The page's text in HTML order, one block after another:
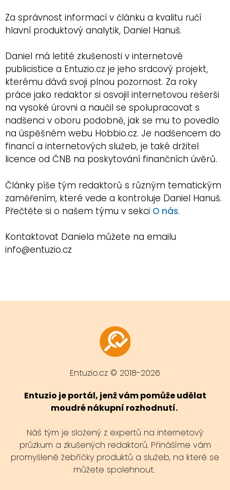
Za správnost informací v článku a kvalitu ručí
hlavní produktový analytik, Daniel Hanuš.
Daniel má letité zkušenosti v internetové
publicistice a Entuzio.cz je jeho srdcový projekt,
kterému dává svoji plnou pozornost. Za roky
práce jako redaktor si osvojil internetovou rešerši
na vysoké úrovni a naučil se spolupracovat s
nadšenci v oboru podobně, jak se mu to povedlo
na úspěšném webu Hobbio.cz. Je nadšencem do
financí a internetových služeb, je také držitel
licence od ČNB na poskytování finančních úvěrů.
Články píše tým redaktorů s různým tematickým
zaměřením, které vede a kontroluje Daniel Hanuš.
Přečtěte si o našem týmu v sekci O nás.
Kontaktovat Daniela můžete na emailu
info@entuzio.cz
Entuzio.cz © 2018-2026
Entuzio je portál, jenž vám pomůže udělat
moudré nákupní rozhodnutí.
Náš tým je složený z expertů na internetový
průzkum a zkušených redaktorů. Přinášíme vám
promyšlené žebříčky produktů a služeb, na které se
můžete spolehnout.